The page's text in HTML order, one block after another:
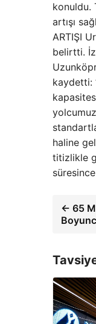
konuldu.
artışı
ARTIŞI
belirtti.
kaydetti:
haline
titizlikle
← 65